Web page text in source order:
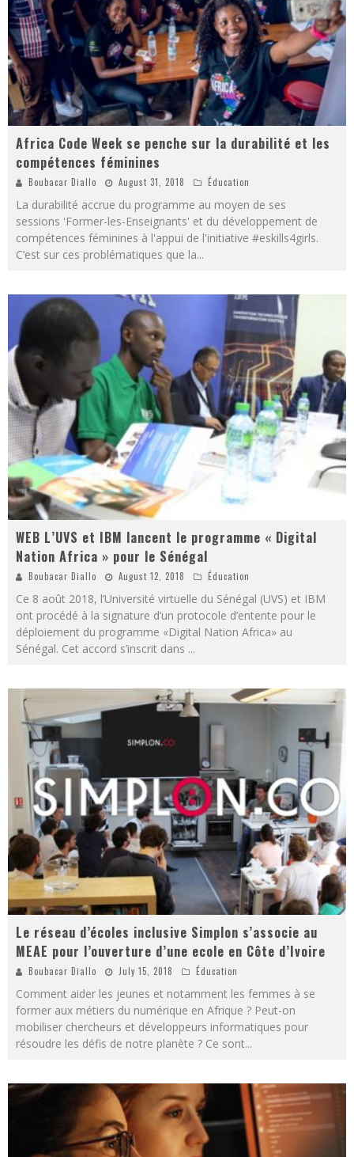
Africa Code Week se penche sur la durabilité et les
compétences féminines
Boubacar Diallo August 31, 2018 Éducation
La durabilité accrue du programme au moyen de ses
sessions 'Former-les-Enseignants' et du développement de
compétences féminines à l'appui de l'initiative #eskills4girls.
C’est sur ces problématiques que la...
WEB L’UVS et IBM lancent le programme « Digital
Nation Africa » pour le Sénégal
Boubacar Diallo August 12, 2018 Éducation
Ce 8 août 2018, l’Université virtuelle du Sénégal (UVS) et IBM
ont procédé à la signature d’un protocole d’entente pour le
déploiement du programme «Digital Nation Africa» au
Sénégal. Cet accord s’inscrit dans ...
Le réseau d’écoles inclusive Simplon s’associe au
MEAE pour l’ouverture d’une ecole en Côte d’Ivoire
Boubacar Diallo July 15, 2018 Éducation
Comment aider les jeunes et notamment les femmes à se
former aux métiers du numérique en Afrique ? ​Peut-on
mobiliser chercheurs et développeurs informatiques pour
résoudre les défis de notre planète ? ​Ce sont...